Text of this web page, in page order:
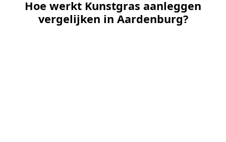
Hoe werkt Kunstgras aanleggen
vergelijken in Aardenburg?